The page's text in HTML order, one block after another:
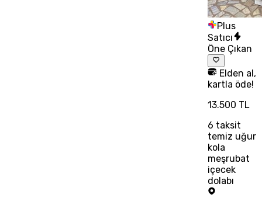
Plus
Satıcı
Öne Çıkan
Elden al,
kartla öde!
13.500 TL
6 taksit
temiz uğur
kola
meşrubat
içecek
dolabı